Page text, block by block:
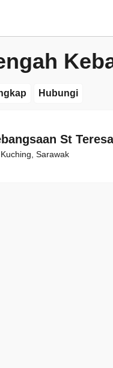
Hubungi
St Teresa
Sarawak